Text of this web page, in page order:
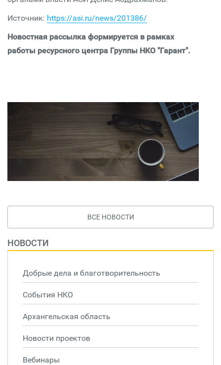
Источник: https://asi.ru/news/201386/
Новостная рассылка формируется в рамках
работы ресурсного центра Группы НКО "Гарант".
ВСЕ НОВОСТИ
НОВОСТИ
Добрые дела и благотворительность
События НКО
Архангельская область
Новости проектов
Вебинары